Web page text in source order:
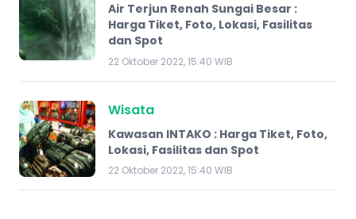
Air Terjun Renah Sungai Besar :
Harga Tiket, Foto, Lokasi, Fasilitas
dan Spot
22 Oktober 2022, 15:40 WIB
Wisata
Kawasan INTAKO : Harga Tiket, Foto,
Lokasi, Fasilitas dan Spot
22 Oktober 2022, 15:40 WIB